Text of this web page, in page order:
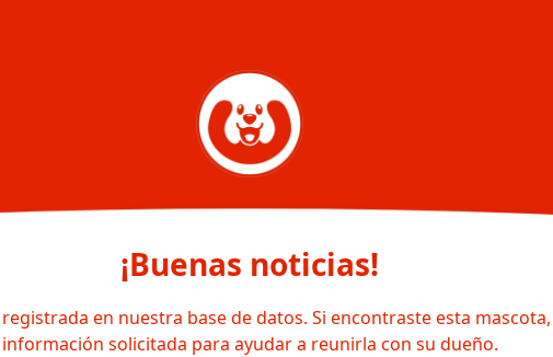
¡Buenas noticias!
en nuestra base de datos. Si encontraste esta
información solicitada para ayudar a reunirla con su dueño.